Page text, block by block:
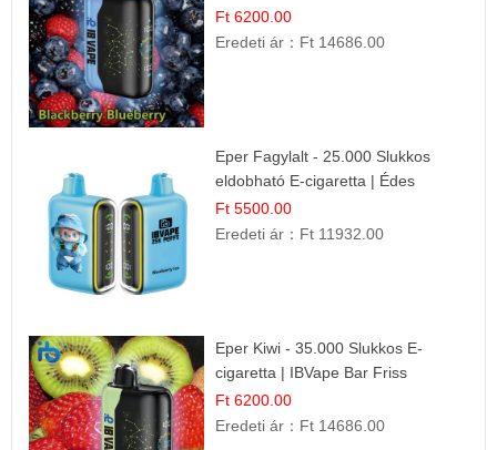
Prémium Ízélmény
Ft 6200.00
Eredeti ár： Ft 14686.00
Eper Fagylalt - 25.000 Slukkos
eldobható E-cigaretta | Édes
Desszert Íz
Ft 5500.00
Eredeti ár： Ft 11932.00
Eper Kiwi - 35.000 Slukkos E-
cigaretta | IBVape Bar Friss
Gyümölcs Ízek
Ft 6200.00
Eredeti ár： Ft 14686.00